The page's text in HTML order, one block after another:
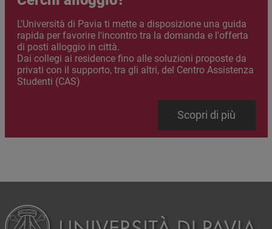
Abstract
L'Università di Pavia ti mette a disposizione una guida
rapida per favorire l'incontro tra la domanda e l'offerta
di posti alloggio in città.
Dai collegi ai residence fino alle soluzioni proposte da
privati con il supporto, tra gli altri, del Centro Assistenza
Studenti (CAS)
Scopri di più